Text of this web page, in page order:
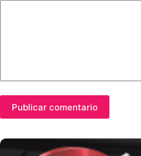
Publicar comentario